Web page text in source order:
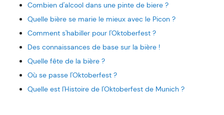
Combien d'alcool dans une pinte de biere ?
Quelle bière se marie le mieux avec le Picon ?
Comment s'habiller pour l'Oktoberfest ?
Des connaissances de base sur la bière !
Quelle fête de la bière ?
Où se passe l'Oktoberfest ?
Quelle est l'Histoire de l'Oktoberfest de Munich ?